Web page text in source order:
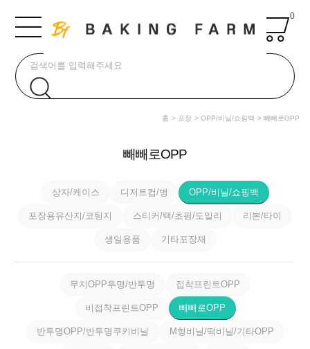
0
홈 포장 OPP/비닐/쇼핑백 빼빼로OPP
빼빼로OPP
상자/케이스 디저트컵/병 OPP/비닐/쇼핑백
포장용유산지/코팅지 스티커/택/초핑/도일리 리본/타이
생일용품 기타포장재
무지OPP투명/반투명 접착프린트OPP
비접착프린트OPP 빼빼로OPP
반투명OPP/반투명쿠키비닐 M형비닐/떡비닐/기타OPP